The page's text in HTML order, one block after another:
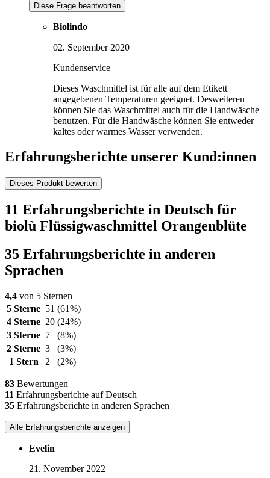
Diese Frage beantworten
Biolindo
02. September 2020
Kundenservice
Dieses Waschmittel ist für alle auf dem Etikett
angegebenen Temperaturen geeignet. Desweiteren
können Sie das Waschmittel auch für die Handwäsche
benutzen. Für die Handwäsche können Sie entweder
kaltes oder warmes Wasser verwenden.
Erfahrungsberichte unserer Kund:innen
Dieses Produkt bewerten
11 Erfahrungsberichte in Deutsch für
biolù Flüssigwaschmittel Orangenblüte
35 Erfahrungsberichte in anderen
Sprachen
4,4 von 5 Sternen
5 Sterne 51 (61%)
4 Sterne 20 (24%)
3 Sterne 7
(8%)
2 Sterne 3
(3%)
1 Stern
2 (2%)
83 Bewertungen
11 Erfahrungsberichte auf Deutsch
35 Erfahrungsberichte in anderen Sprachen
Alle Erfahrungsberichte anzeigen
Evelin
21. November 2022